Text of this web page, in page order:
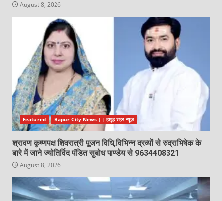
August 8, 2026
Featured Hapur City News || हापुड़ शहर न्यूज़
श्रावण कृष्णपक्ष शिवरात्री पूजन विधि,विभिन्न द्रव्यों से रुद्राभिषेक के
बारे में जाने ज्योतिर्विद पंडित सुबोध पाण्डेय से 9634408321
August 8, 2026